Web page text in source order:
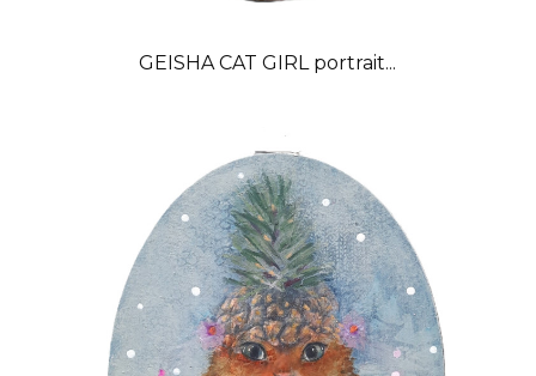
GEISHA CAT GIRL portrait...